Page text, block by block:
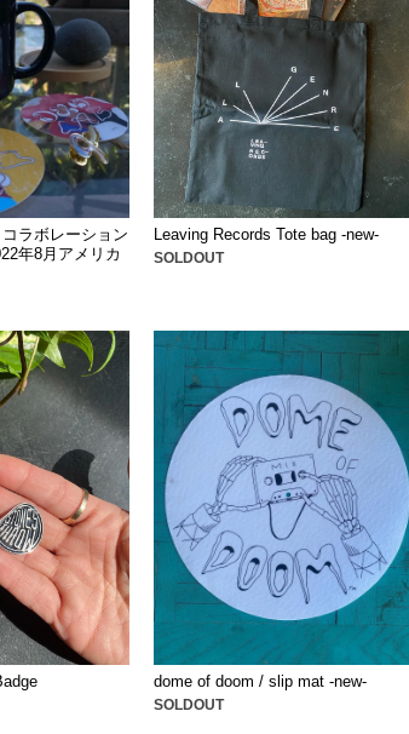
ラボレーション
年8月アメリカ
Leaving Records Tote bag -new-
SOLDOUT
dome of doom / slip mat -new-
SOLDOUT